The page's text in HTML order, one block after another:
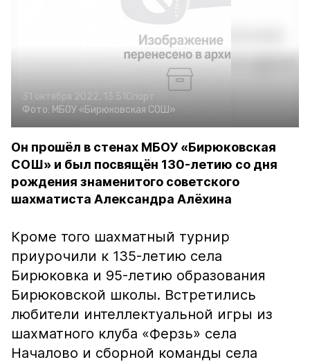
31 октября 2022, 13:51 Спорт
Фото: МБОУ «Бирюковская СОШ»
Он прошёл в стенах МБОУ «Бирюковская
СОШ» и был посвящён 130-летию со дня
рождения знаменитого советского
шахматиста Александра Алёхина
Кроме того шахматный турнир
приурочили к 135-летию села
Бирюковка и 95-летию образования
Бирюковской школы. Встретились
любители интеллектуальной игры из
шахматного клуба «Ферзь» села
Началово и сборной команды села